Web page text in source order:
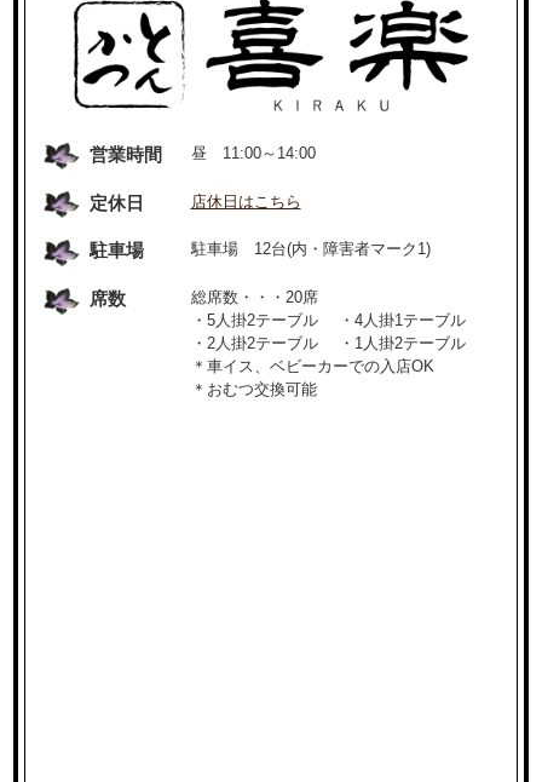
営業時間 昼 11:00～14:00
定休日 店休日はこちら
駐車場 駐車場 12台(内・障害者マーク1)
席数
総席数・・・20席
・5人掛2テーブル ・4人掛1テーブル
・2人掛2テーブル ・1人掛2テーブル
＊車イス、ベビーカーでの入店OK
＊おむつ交換可能